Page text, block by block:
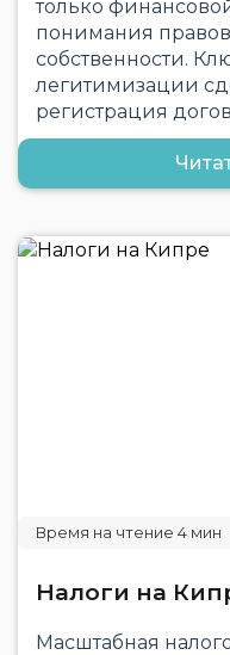
только
понимания
собственности.
легитимизации
регистрация
Налоги на
Масштабная